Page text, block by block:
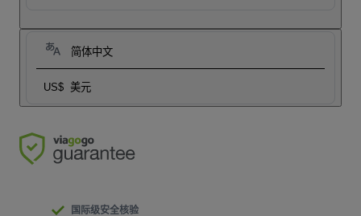
简体中文
US$ 美元
国际级安全核验